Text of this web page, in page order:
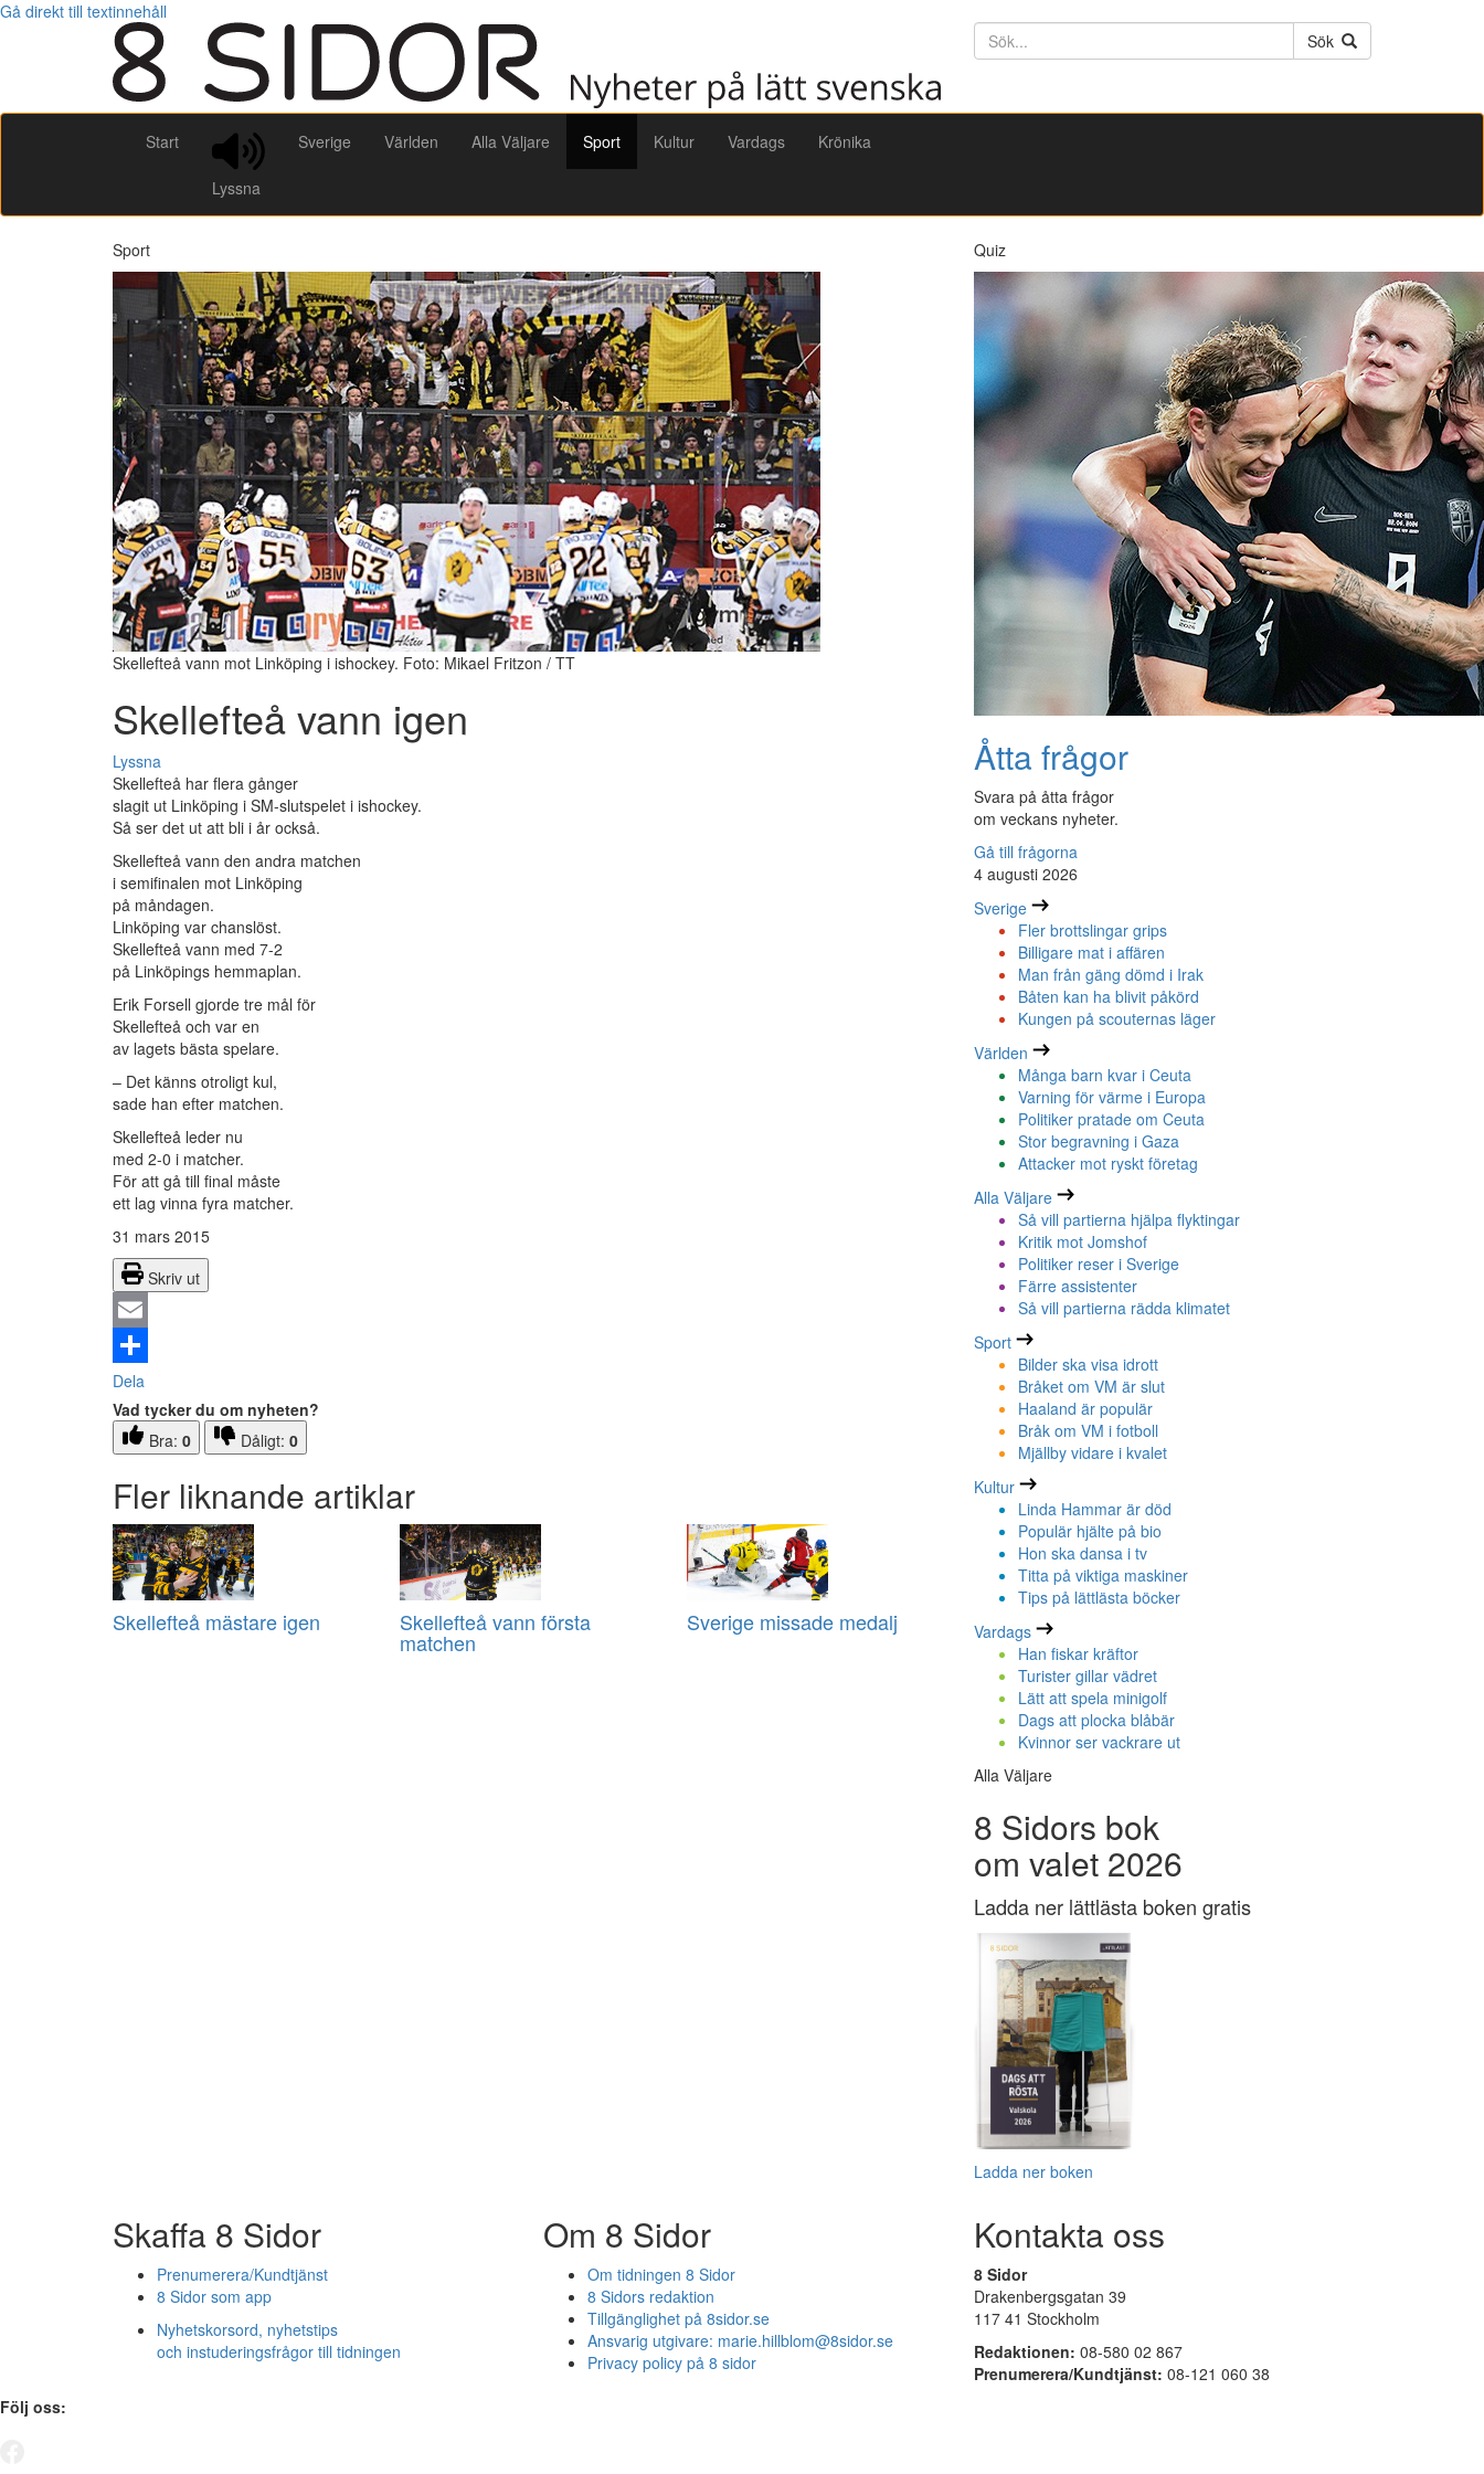
Gå direkt till textinnehåll
Söktext
Sök
Start
Lyssna
Sverige Världen Alla Väljare Sport Kultur Vardags Krönika
Sport
Skellefteå vann mot Linköping i ishockey. Foto: Mikael Fritzon / TT
Skellefteå vann igen
Lyssna
Skellefteå har flera gånger
slagit ut Linköping i SM-slutspelet i ishockey.
Så ser det ut att bli i år också.
Skellefteå vann den andra matchen
i semifinalen mot Linköping
på måndagen.
Linköping var chanslöst.
Skellefteå vann med 7-2
på Linköpings hemmaplan.
Erik Forsell gjorde tre mål för
Skellefteå och var en
av lagets bästa spelare.
– Det känns otroligt kul,
sade han efter matchen.
Skellefteå leder nu
med 2-0 i matcher.
För att gå till final måste
ett lag vinna fyra matcher.
31 mars 2015
Skriv ut
Email
Dela
Vad tycker du om nyheten?
Bra: 0 Dåligt: 0
Fler liknande artiklar
Skellefteå mästare igen Skellefteå vann första
matchen
Sverige missade medalj
Quiz
Åtta frågor
Svara på åtta frågor
om veckans nyheter.
Gå till frågorna
4 augusti 2026
Sverige
Fler brottslingar grips
Billigare mat i affären
Man från gäng dömd i Irak
Båten kan ha blivit påkörd
Kungen på scouternas läger
Världen
Många barn kvar i Ceuta
Varning för värme i Europa
Politiker pratade om Ceuta
Stor begravning i Gaza
Attacker mot ryskt företag
Alla Väljare
Så vill partierna hjälpa flyktingar
Kritik mot Jomshof
Politiker reser i Sverige
Färre assistenter
Så vill partierna rädda klimatet
Sport
Bilder ska visa idrott
Bråket om VM är slut
Haaland är populär
Bråk om VM i fotboll
Mjällby vidare i kvalet
Kultur
Linda Hammar är död
Populär hjälte på bio
Hon ska dansa i tv
Titta på viktiga maskiner
Tips på lättlästa böcker
Vardags
Han fiskar kräftor
Turister gillar vädret
Lätt att spela minigolf
Dags att plocka blåbär
Kvinnor ser vackrare ut
Alla Väljare
8 Sidors bok
om valet 2026
Ladda ner lättlästa boken gratis
Ladda ner boken
Skaffa 8 Sidor
Prenumerera/Kundtjänst
8 Sidor som app
Nyhetskorsord, nyhetstips
och instuderingsfrågor till tidningen
Om 8 Sidor
Om tidningen 8 Sidor
8 Sidors redaktion
Tillgänglighet på 8sidor.se
Ansvarig utgivare: marie.hillblom@8sidor.se
Privacy policy på 8 sidor
Kontakta oss
8 Sidor
Drakenbergsgatan 39
117 41 Stockholm
Redaktionen: 08-580 02 867
Prenumerera/Kundtjänst: 08-121 060 38
Följ oss: